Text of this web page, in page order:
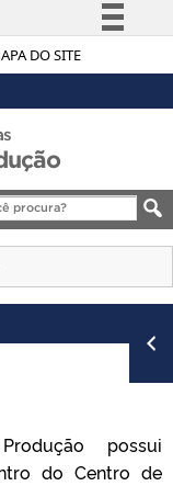
DO SITE
à informação
Canais
possui
do Centro de